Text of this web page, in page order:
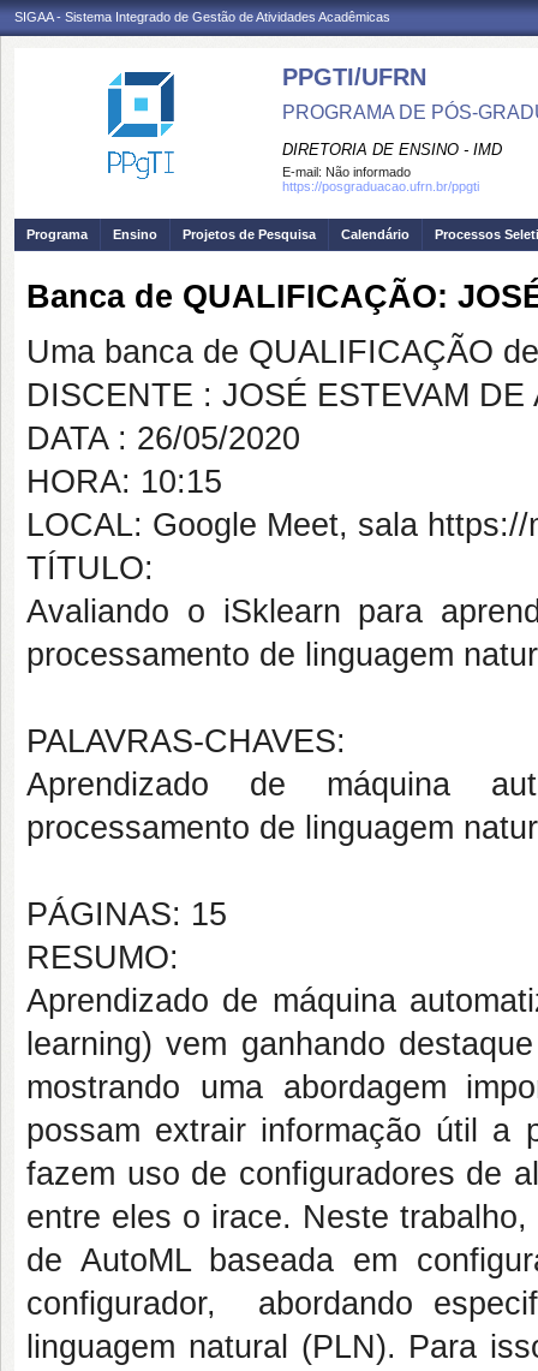
SIGAA - Sistema Integrado de Gestão de Atividades Acadêmicas
PPGTI/UFRN
PROGRAMA DE PÓS-
DIRETORIA DE ENSINO - IMD
E-mail: Não informado
https://posgraduacao.ufrn.br/ppgti
Programa Ensino Projetos de Pesquisa Calendário Processos
Banca de QUALIFICAÇÃO:
Uma banca de QUALIFICAÇÃO
DISCENTE : JOSÉ ESTEVAM
DATA : 26/05/2020
HORA: 10:15
LOCAL: Google Meet, sala
TÍTULO:
Avaliando o iSklearn para
processamento de linguagem
PALAVRAS-CHAVES:
Aprendizado de máquina
processamento de linguagem
PÁGINAS: 15
RESUMO:
Aprendizado de máquina
learning)vem ganhando
mostrando uma abordagem
possam extrair informação útil a
fazem uso de configuradores de
entre eles o irace. Neste
de AutoML baseada em
configurador, abordando
linguagem natural (PLN). Para